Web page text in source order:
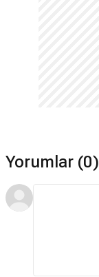
Yorumlar (0)